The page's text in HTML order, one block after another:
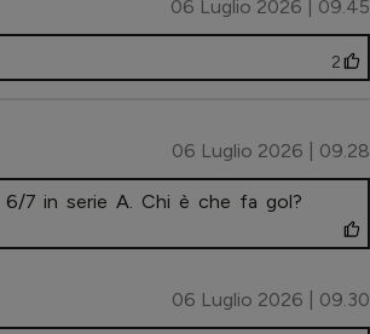
06 Luglio 2026 | 09.45
2
06 Luglio 2026 | 09.28
6/7 in serie A. Chi è che fa gol?
06 Luglio 2026 | 09.30